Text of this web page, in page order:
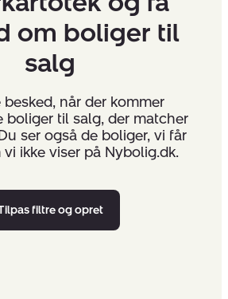
om boliger til
salg
besked, når der kommer
boliger til salg, der matcher
ser også de boliger, vi får
ikke viser på Nybolig.dk.
filtre og opret